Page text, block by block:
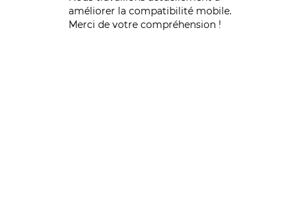
améliorer la compatibilité mobile.
Merci de votre compréhension !